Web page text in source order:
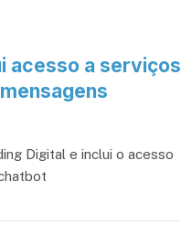
acesso a serviços
Digital e inclui o acesso